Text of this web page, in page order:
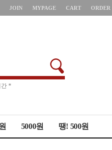
JOIN MYPAGE CART ORDER
*
5000원 땡! 500원